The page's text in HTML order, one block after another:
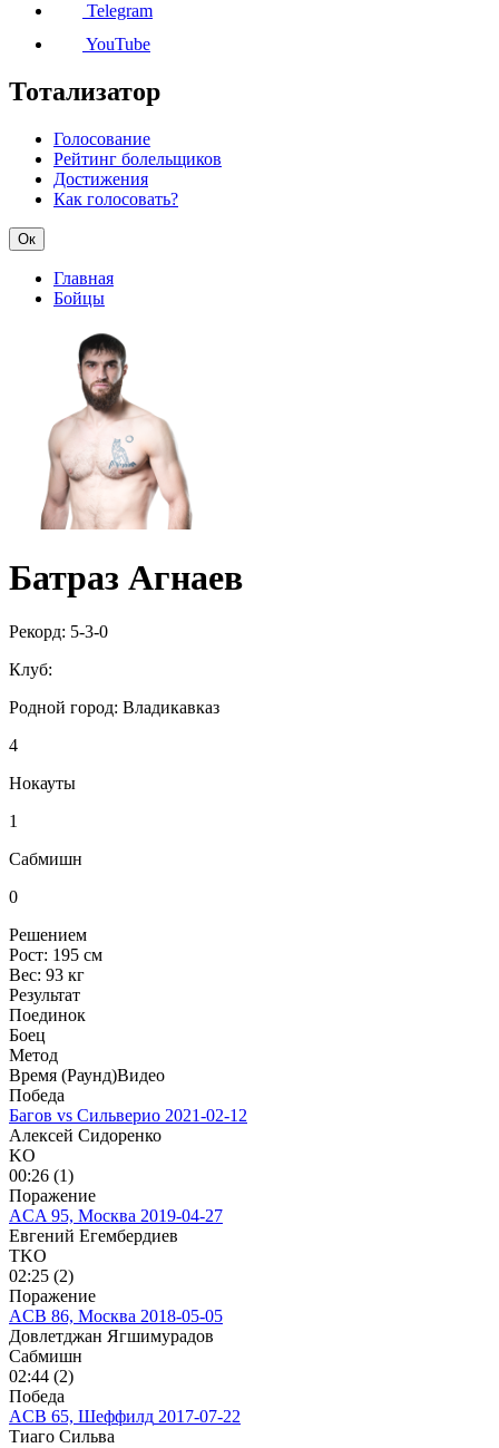
Telegram
YouTube
Тотализатор
Голосование
Рейтинг болельщиков
Достижения
Как голосовать?
Ок
Главная
Бойцы
Батраз Агнаев
Рекорд: 5-3-0
Клуб:
Родной город: Владикавказ
4
Нокауты
1
Сабмишн
0
Решением
Рост: 195 см
Вес: 93 кг
Результат
Поединок
Боец
Метод
Время (Раунд)Видео
Победа
Багов vs Сильверио 2021-02-12
Алексей Сидоренко
KO
00:26 (1)
Поражение
ACA 95, Москва 2019-04-27
Евгений Егембердиев
TKO
02:25 (2)
Поражение
ACB 86, Москва 2018-05-05
Довлетджан Ягшимурадов
Сабмишн
02:44 (2)
Победа
ACB 65, Шеффилд 2017-07-22
Тиаго Сильва